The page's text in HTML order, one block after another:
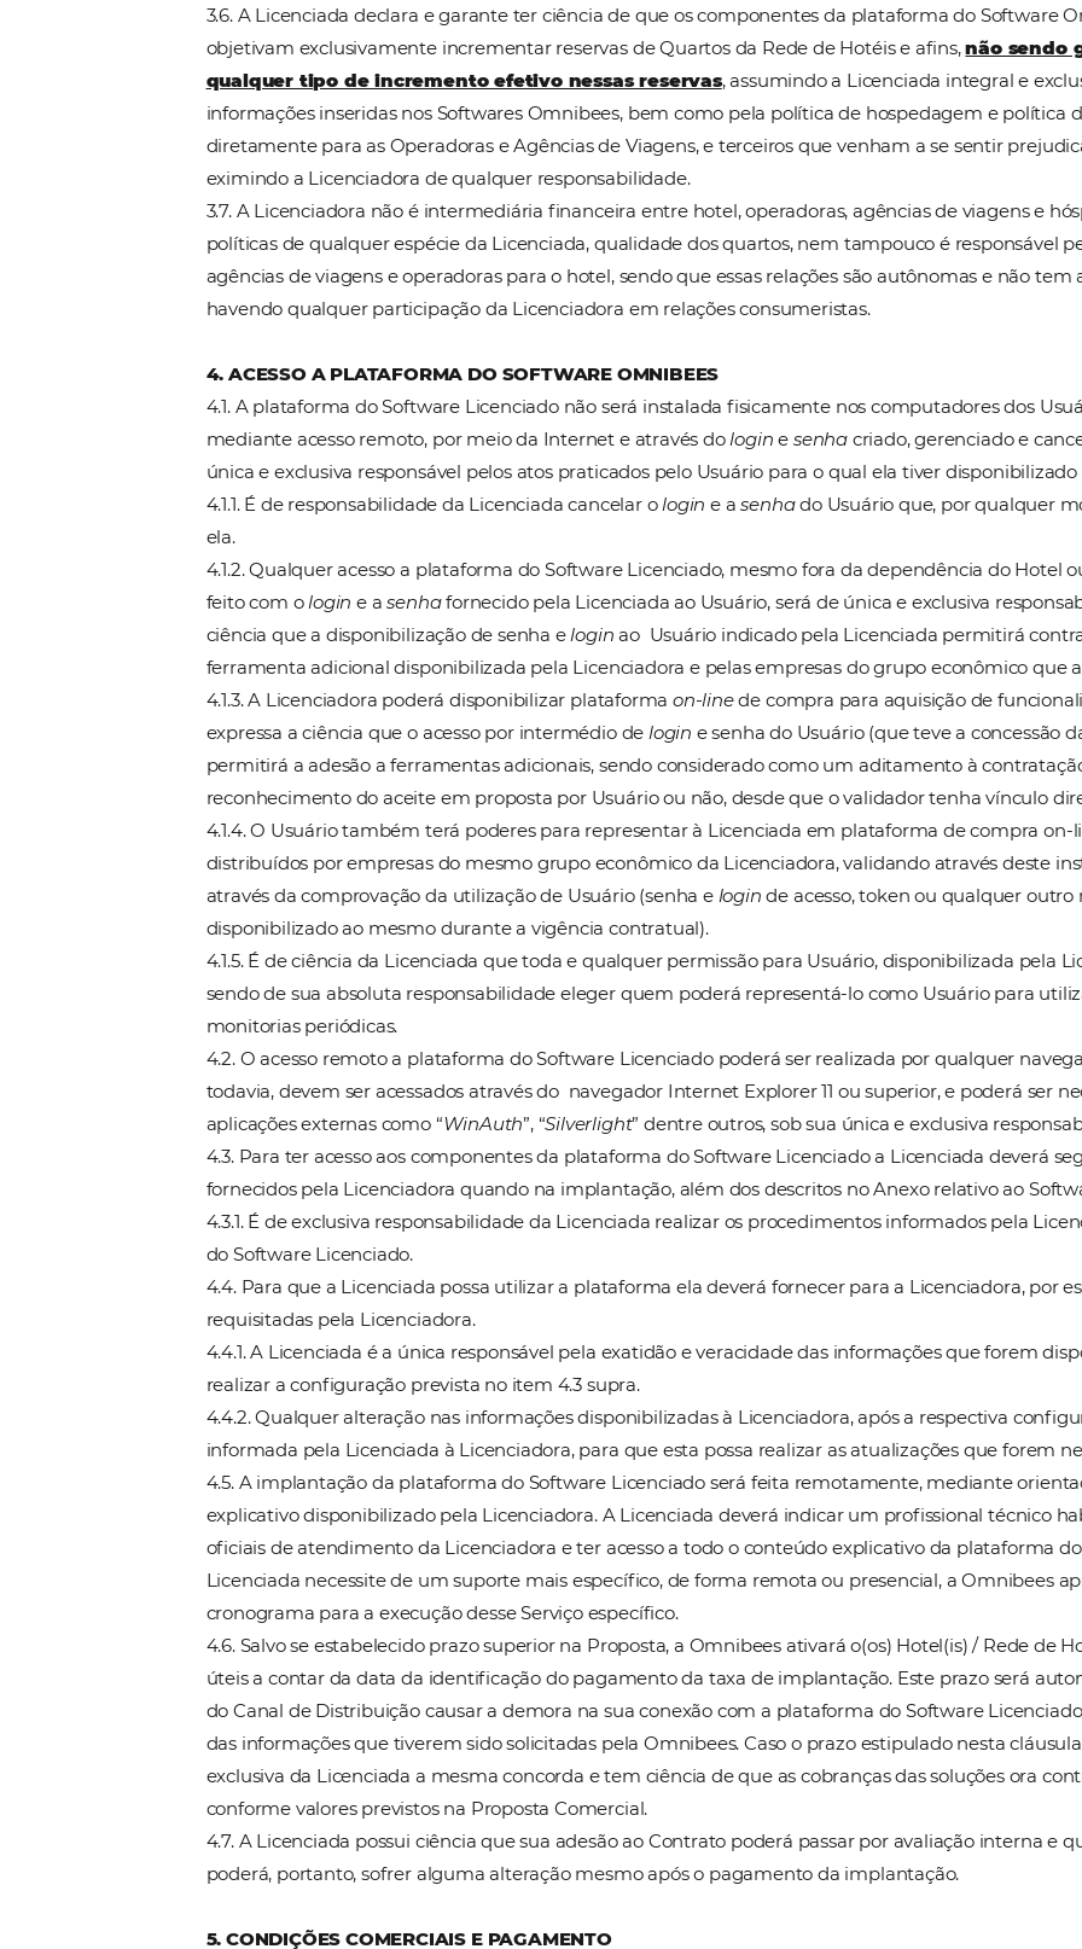
(incluindo inadimplência dos mesmos), sendo que as escolhas desses Canais
aliado ao fato que a Licenciadora não tem qualquer gestão ou exerce
3.5.1. A Licenciada também reconhece que a Licenciadora não realiza
cancelamento (quer tenha ocorrido por parte da Licenciada ou de qualquer
inadimplência do Canal de Distribuição, falhas em sistemas dos mesmos não são
3.6. As especificações técnicas, operacionais e comerciais, estabelecidas no
ser observadas pelas Partes de forma a complementar este Contrato.
3.6.1. Faz parte deste Contrato o seguinte Anexo:
(i) Anexo I – Definições
(ii) Anexo III – Privacidade e Proteção de Dados
3.6. A Licenciada declara e garante ter ciência de que os componentes da
objetivam exclusivamente incrementar reservas de Quartos da Rede de Hotéis e
qualquer tipo de incremento efetivo nessas reservas, assumindo a
diretamente para as Operadoras e Agências de Viagens, e terceiros que
eximindo a Licenciadora de qualquer responsabilidade.
3.7. A Licenciadora não é intermediária financeira entre hotel, operadoras,
políticas de qualquer espécie da Licenciada, qualidade dos quartos, nem
agências de viagens e operadoras para o hotel, sendo que essas relações são
havendo qualquer participação da Licenciadora em relações consumeristas.
4. ACESSO A PLATAFORMA DO SOFTWARE OMNIBEES
4.1. A plataforma do Software Licenciado não será instalada fisicamente nos
mediante acesso remoto, por meio da Internet e através do
única e exclusiva responsável pelos atos praticados pelo Usuário para o qual ela
4.1.1. É de responsabilidade da Licenciada cancelar o
ela.
4.1.2. Qualquer acesso a plataforma do Software Licenciado, mesmo fora da
feito com ologine asenhafornecido pela Licenciada ao Usuário, será de única
ciência que a disponibilização de senha eloginao Usuário indicado pela
ferramenta adicional disponibilizada pela Licenciadora e pelas empresas do
4.1.3. A Licenciadora poderá disponibilizar plataforma
expressa a ciência que o acesso por intermédio delogine senha do Usuário (que
permitirá a adesão a ferramentas adicionais, sendo considerado como um
reconhecimento do aceite em proposta por Usuário ou não, desde que o
4.1.4. O Usuário também terá poderes para representar à Licenciada em
distribuídos por empresas do mesmo grupo econômico da Licenciadora,
através da comprovação da utilização de Usuário (senha eloginde acesso, token
disponibilizado ao mesmo durante a vigência contratual).
4.1.5. É de ciência da Licenciada que toda e qualquer permissão para Usuário,
sendo de sua absoluta responsabilidade eleger quem poderá representá-lo
monitorias periódicas.
4.2. O acesso remoto a plataforma do Software Licenciado poderá ser realizada
todavia, devem ser acessados através do navegador Internet Explorer 11 ou
aplicações externas como “WinAuth”, “ Silverlight” dentre outros, sob sua única e
4.3. Para ter acesso aos componentes da plataforma do Software Licenciado a
fornecidos pela Licenciadora quando na implantação, além dos descritos no
4.3.1. É de exclusiva responsabilidade da Licenciada realizar os procedimentos
4.4. Para que a Licenciada possa utilizar a plataforma ela deverá fornecer para a